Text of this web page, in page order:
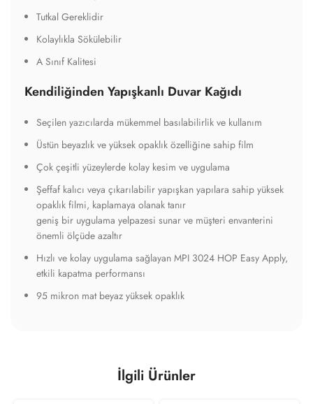
Tutkal Gereklidir
Kolaylıkla Sökülebilir
A Sınıf Kalitesi
Kendiliğinden Yapışkanlı Duvar Kağıdı
Seçilen yazıcılarda mükemmel basılabilirlik ve kullanım
Üstün beyazlık ve yüksek opaklık özelliğine sahip film
Çok çeşitli yüzeylerde kolay kesim ve uygulama
Şeffaf kalıcı veya çıkarılabilir yapışkan yapılara sahip yüksek
opaklık filmi, kaplamaya olanak tanır
geniş bir uygulama yelpazesi sunar ve müşteri envanterini
önemli ölçüde azaltır
Hızlı ve kolay uygulama sağlayan MPI 3024 HOP Easy Apply,
etkili kapatma performansı
95 mikron mat beyaz yüksek opaklık
İlgili Ürünler